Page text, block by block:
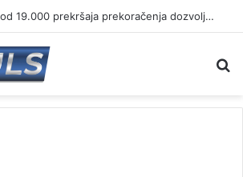
Otkriveno više od 19.000 prekršaja prekoračenja dozvoljene brzine